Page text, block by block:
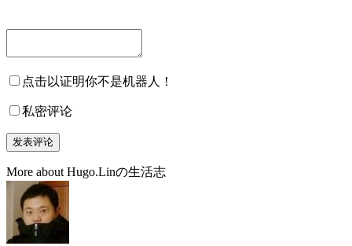
点击以证明你不是机器人！
私密评论
More about Hugo.Linの生活志